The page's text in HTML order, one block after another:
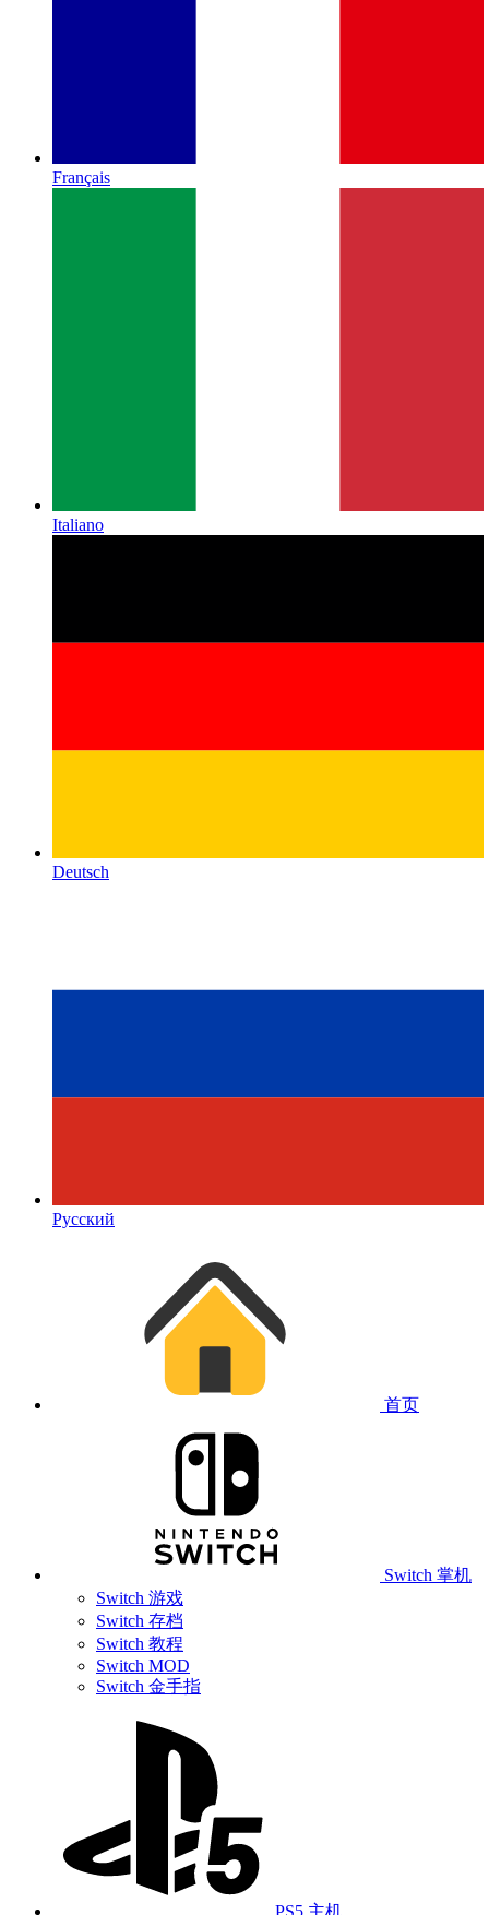
Français
Italiano
Deutsch
Русский
首页
Switch 掌机
Switch 游戏
Switch 存档
Switch 教程
Switch MOD
Switch 金手指